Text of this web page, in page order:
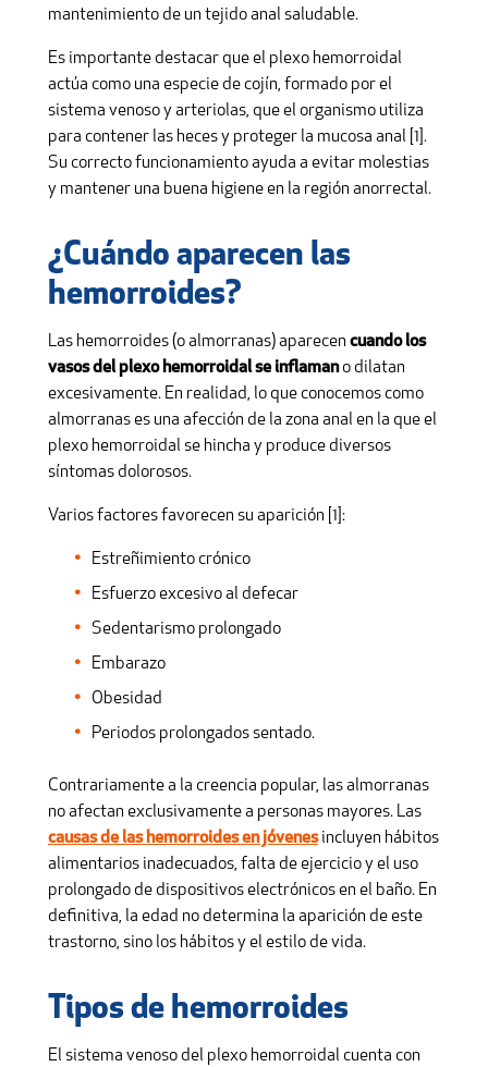
mantenimiento de un tejido anal saludable.
Es importante destacar que el plexo hemorroidal
actúa como una especie de cojín, formado por el
sistema venoso y arteriolas, que el organismo utiliza
para contener las heces y proteger la mucosa anal [1].
Su correcto funcionamiento ayuda a evitar molestias
y mantener una buena higiene en la región anorrectal.
¿Cuándo aparecen las
hemorroides?
Las hemorroides (o almorranas) aparecen cuando los
vasos del plexo hemorroidal se inflamano dilatan
excesivamente. En realidad, lo que conocemos como
almorranas es una afección de la zona anal en la que el
plexo hemorroidal se hincha y produce diversos
síntomas dolorosos.
Varios factores favorecen su aparición [1]:
Estreñimiento crónico
Esfuerzo excesivo al defecar
Sedentarismo prolongado
Embarazo
Obesidad
Periodos prolongados sentado.
Contrariamente a la creencia popular, las almorranas
no afectan exclusivamente a personas mayores. Las
causas de las hemorroides en jóvenesincluyen hábitos
alimentarios inadecuados, falta de ejercicio y el uso
prolongado de dispositivos electrónicos en el baño. En
definitiva, la edad no determina la aparición de este
trastorno, sino los hábitos y el estilo de vida.
Tipos de hemorroides
El sistema venoso del plexo hemorroidal cuenta con